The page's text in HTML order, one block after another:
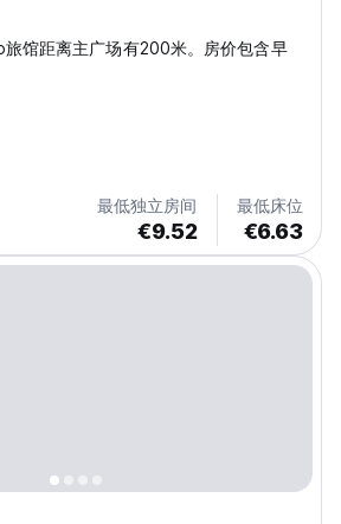
馆距离主广场有200米。房价包含早
最低独立房间
€9.52
最低床位
€6.63